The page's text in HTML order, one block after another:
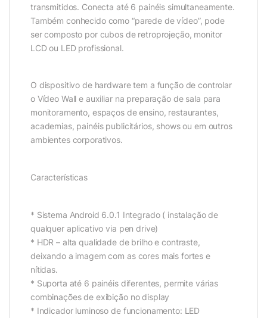
transmitidos. Conecta até 6 painéis simultaneamente.
Também conhecido como “parede de vídeo”, pode
ser composto por cubos de retroprojeção, monitor
LCD ou LED profissional.
O dispositivo de hardware tem a função de controlar
o Vídeo Wall e auxiliar na preparação de sala para
monitoramento, espaços de ensino, restaurantes,
academias, painéis publicitários, shows ou em outros
ambientes corporativos.
Características
* Sistema Android 6.0.1 Integrado ( instalação de
qualquer aplicativo via pen drive)
* HDR – alta qualidade de brilho e contraste,
deixando a imagem com as cores mais fortes e
nítidas.
* Suporta até 6 painéis diferentes, permite várias
combinações de exibição no display
* Indicador luminoso de funcionamento: LED